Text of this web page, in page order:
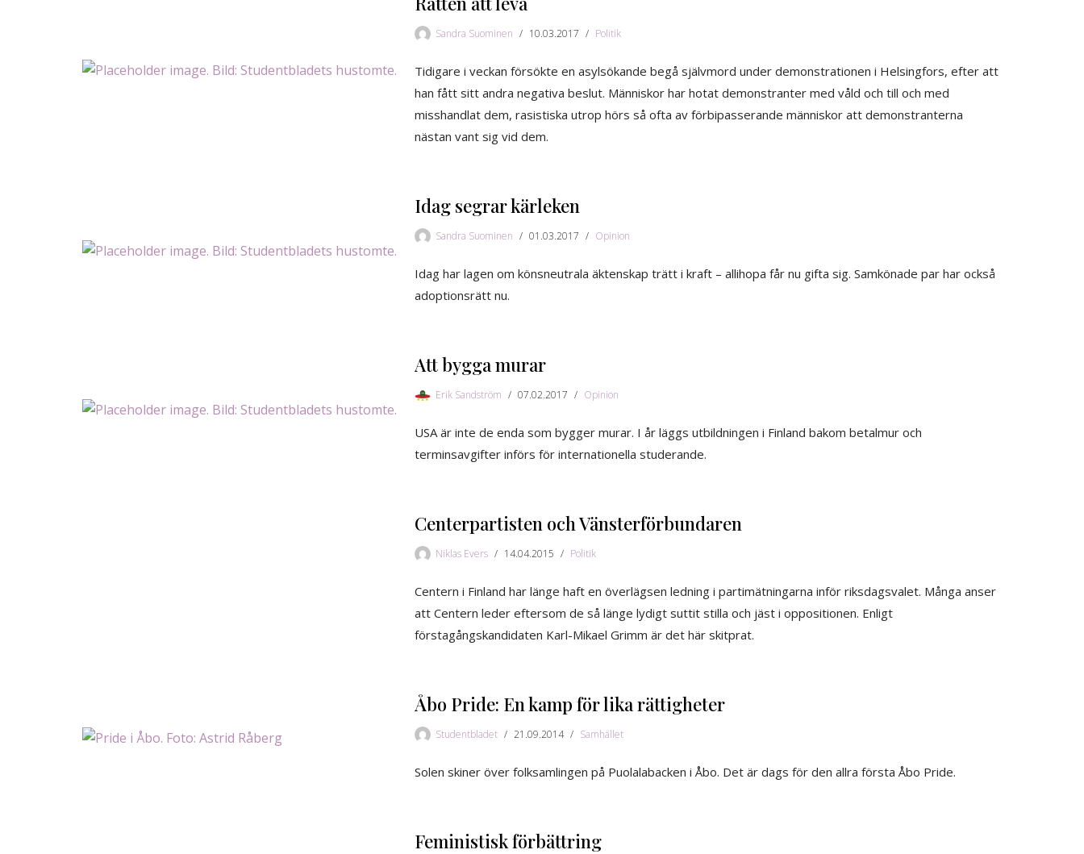
Sandra Suominen 10.03.2017 Politik
Tidigare i veckan försökte en asylsökande begå självmord under demonstrationen i Helsingfors, efter att
han fått sitt andra negativa beslut. Människor har hotat demonstranter med våld och till och med
misshandlat dem, rasistiska utrop hörs så ofta av förbipasserande människor att demonstranterna
nästan vant sig vid dem.
Idag segrar kärleken
Sandra Suominen 01.03.2017 Opinion
Idag har lagen om könsneutrala äktenskap trätt i kraft – allihopa får nu gifta sig. Samkönade par har också
adoptionsrätt nu.
Att bygga murar
Erik Sandström 07.02.2017 Opinion
USA är inte de enda som bygger murar. I år läggs utbildningen i Finland bakom betalmur och
terminsavgifter införs för internationella studerande.
Centerpartisten och Vänsterförbundaren
Niklas Evers 14.04.2015 Politik
Centern i Finland har länge haft en överlägsen ledning i partimätningarna inför riksdagsvalet. Många anser
att Centern leder eftersom de så länge lydigt suttit stilla och jäst i oppositionen. Enligt
förstagångskandidaten Karl-Mikael Grimm är det här skitprat.
Åbo Pride: En kamp för lika rättigheter
Studentbladet 21.09.2014 Samhället
Solen skiner över folksamlingen på Puolalabacken i Åbo. Det är dags för den allra första Åbo Pride.
Feministisk förbättring